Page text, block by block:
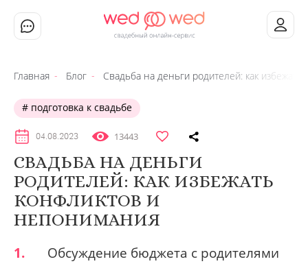
Главная Блог Свадьба на деньги родителей: как
подготовка к свадьбе
04.08.2023 13443
СВАДЬБА НА ДЕНЬГИ
РОДИТЕЛЕЙ: КАК ИЗБЕЖАТЬ
КОНФЛИКТОВ И
НЕПОНИМАНИЯ
1.
Обсуждение бюджета с родителями